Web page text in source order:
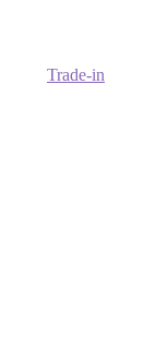
Trade-in